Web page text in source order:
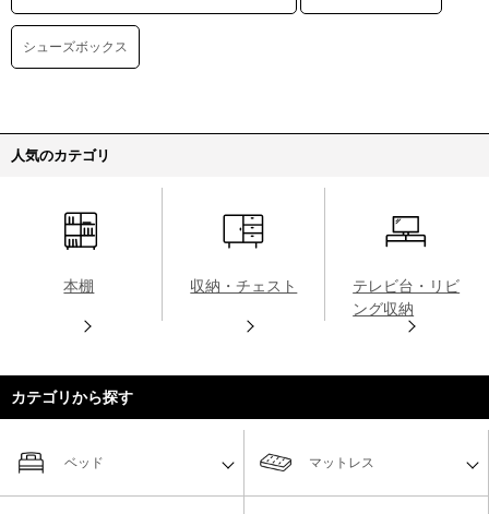
シューズボックス
人気のカテゴリ
本棚 収納・チェスト
テレビ台・リビ
ング収納
カテゴリから探す
ベッド マットレス